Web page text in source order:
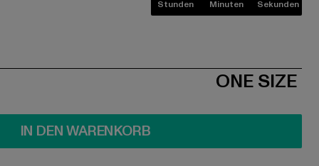
Stunden Minuten Sekunden
ONE SIZE
IN DEN WARENKORB